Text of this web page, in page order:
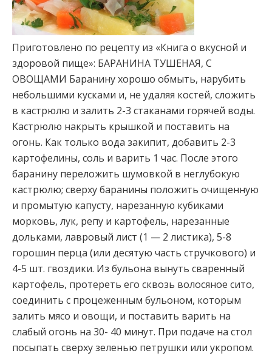
Приготовлено по рецепту из «Книга о вкусной и
здоровой пище»: БАРАНИНА ТУШЕНАЯ, С
ОВОЩАМИ Баранину хорошо обмыть, нарубить
небольшими кусками и, не удаляя костей, сложить
в кастрюлю и залить 2-3 стаканами горячей воды.
Кастрюлю накрыть крышкой и поставить на
огонь. Как только вода закипит, добавить 2-3
картофелины, соль и варить 1 час. После этого
баранину переложить шумовкой в неглубокую
кастрюлю; сверху баранины положить очищенную
и промытую капусту, нарезанную кубиками
морковь, лук, репу и картофель, нарезанные
дольками, лавровый лист (1 — 2 листика), 5-8
горошин перца (или десятую часть стручкового) и
4-5 шт. гвоздики. Из бульона вынуть сваренный
картофель, протереть его сквозь волосяное сито,
соединить с процеженным бульоном, которым
залить мясо и овощи, и поставить варить на
слабый огонь на 30- 40 минут. При подаче на стол
посыпать сверху зеленью петрушки или укропом.